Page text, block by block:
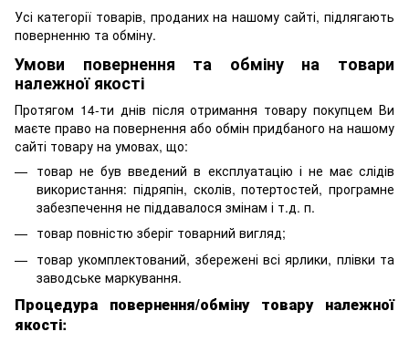
Усі категорії товарів, проданих на нашому сайті, підлягають
поверненню та обміну.
Умови повернення та обміну на товари
належної якості
Протягом 14-ти днів після отримання товару покупцем Ви
маєте право на повернення або обмін придбаного на нашому
сайті товару на умовах, що:
товар не був введений в експлуатацію і не має слідів
використання: підряпін, сколів, потертостей, програмне
забезпечення не піддавалося змінам і т.д. п.
товар повністю зберіг товарний вигляд;
товар укомплектований, збережені всі ярлики, плівки та
заводське маркування.
Процедура повернення/обміну товару належної
якості: